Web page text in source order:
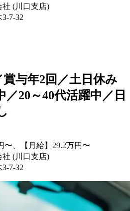
社 (川口支店)
7-32
与年2回／土日休み
／20～40代活躍中／日
〜、【月給】29.2万円〜
社 (川口支店)
7-32